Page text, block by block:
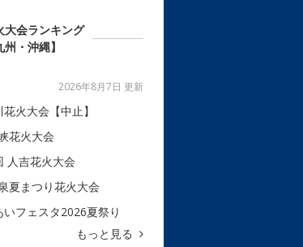
大会ランキング
州・沖縄】
2026年8月7日 更新
火大会【中止】
花火大会
人吉花火大会
夏まつり花火大会
フェスタ2026夏祭り
もっと見る